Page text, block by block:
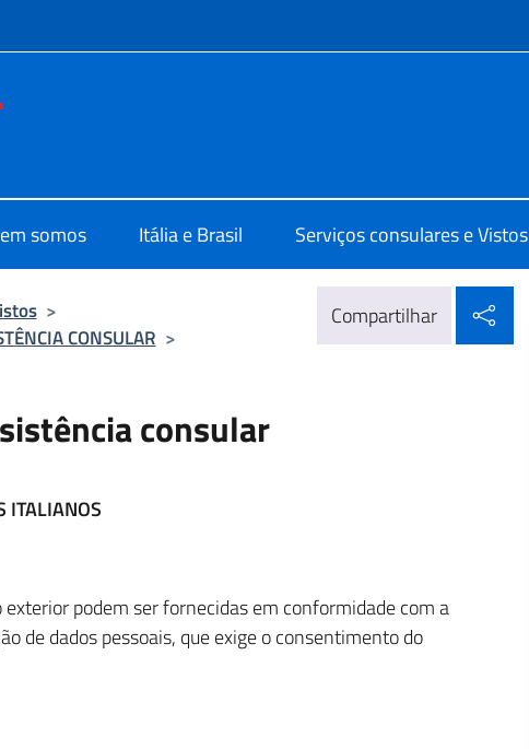
menu
somos Itália e Brasil Serviços consulares e Vistos
>
CONSULAR >
Compartilhar
consular
ITALIANOS
podem ser fornecidas em conformidade com a
de dados pessoais, que exige o consentimento do